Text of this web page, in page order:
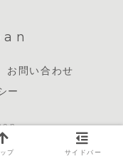
お問い合わせ
ー
プ サイドバー